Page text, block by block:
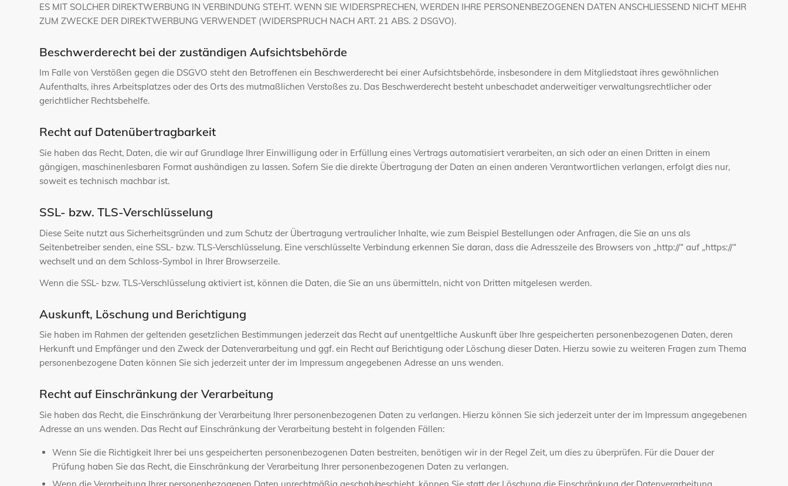
ES MIT SOLCHER DIREKTWERBUNG IN VERBINDUNG STEHT. WENN SIE WIDERSPRECHEN, WERDEN IHRE PERSONENBEZOGENEN DATEN ANSCHLIESSEND NICHT MEHR
ZUM ZWECKE DER DIREKTWERBUNG VERWENDET (WIDERSPRUCH NACH ART. 21 ABS. 2 DSGVO).
Beschwerderecht bei der zuständigen Aufsichtsbehörde
Im Falle von Verstößen gegen die DSGVO steht den Betroffenen ein Beschwerderecht bei einer Aufsichtsbehörde, insbesondere in dem Mitgliedstaat ihres gewöhnlichen
Aufenthalts, ihres Arbeitsplatzes oder des Orts des mutmaßlichen Verstoßes zu. Das Beschwerderecht besteht unbeschadet anderweitiger verwaltungsrechtlicher oder
gerichtlicher Rechtsbehelfe.
Recht auf Datenübertragbarkeit
Sie haben das Recht, Daten, die wir auf Grundlage Ihrer Einwilligung oder in Erfüllung eines Vertrags automatisiert verarbeiten, an sich oder an einen Dritten in einem
gängigen, maschinenlesbaren Format aushändigen zu lassen. Sofern Sie die direkte Übertragung der Daten an einen anderen Verantwortlichen verlangen, erfolgt dies nur,
soweit es technisch machbar ist.
SSL- bzw. TLS-Verschlüsselung
Diese Seite nutzt aus Sicherheitsgründen und zum Schutz der Übertragung vertraulicher Inhalte, wie zum Beispiel Bestellungen oder Anfragen, die Sie an uns als
Seitenbetreiber senden, eine SSL- bzw. TLS-Verschlüsselung. Eine verschlüsselte Verbindung erkennen Sie daran, dass die Adresszeile des Browsers von „http://“ auf „https://“
wechselt und an dem Schloss-Symbol in Ihrer Browserzeile.
Wenn die SSL- bzw. TLS-Verschlüsselung aktiviert ist, können die Daten, die Sie an uns übermitteln, nicht von Dritten mitgelesen werden.
Auskunft, Löschung und Berichtigung
Sie haben im Rahmen der geltenden gesetzlichen Bestimmungen jederzeit das Recht auf unentgeltliche Auskunft über Ihre gespeicherten personenbezogenen Daten, deren
Herkunft und Empfänger und den Zweck der Datenverarbeitung und ggf. ein Recht auf Berichtigung oder Löschung dieser Daten. Hierzu sowie zu weiteren Fragen zum Thema
personenbezogene Daten können Sie sich jederzeit unter der im Impressum angegebenen Adresse an uns wenden.
Recht auf Einschränkung der Verarbeitung
Sie haben das Recht, die Einschränkung der Verarbeitung Ihrer personenbezogenen Daten zu verlangen. Hierzu können Sie sich jederzeit unter der im Impressum angegebenen
Adresse an uns wenden. Das Recht auf Einschränkung der Verarbeitung besteht in folgenden Fällen:
Wenn Sie die Richtigkeit Ihrer bei uns gespeicherten personenbezogenen Daten bestreiten, benötigen wir in der Regel Zeit, um dies zu überprüfen. Für die Dauer der
Prüfung haben Sie das Recht, die Einschränkung der Verarbeitung Ihrer personenbezogenen Daten zu verlangen.